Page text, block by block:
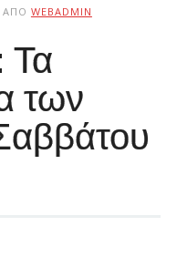
ΑΠΌ WEBADMIN
Τα
των